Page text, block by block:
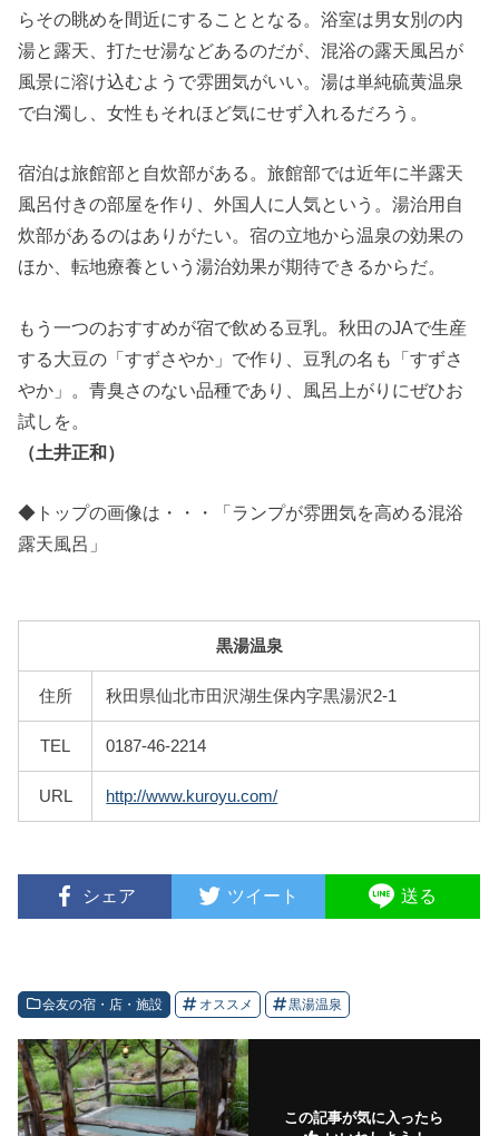
らその眺めを間近にすることとなる。浴室は男女別の内
湯と露天、打たせ湯などあるのだが、混浴の露天風呂が
風景に溶け込むようで雰囲気がいい。湯は単純硫黄温泉
で白濁し、女性もそれほど気にせず入れるだろう。
宿泊は旅館部と自炊部がある。旅館部では近年に半露天
風呂付きの部屋を作り、外国人に人気という。湯治用自
炊部があるのはありがたい。宿の立地から温泉の効果の
ほか、転地療養という湯治効果が期待できるからだ。
もう一つのおすすめが宿で飲める豆乳。秋田のJAで生産
する大豆の「すずさやか」で作り、豆乳の名も「すずさ
やか」。青臭さのない品種であり、風呂上がりにぜひお
試しを。
（土井正和）
◆トップの画像は・・・「ランプが雰囲気を高める混浴
露天風呂」
黒湯温泉
住所 秋田県仙北市田沢湖生保内字黒湯沢2-1
TEL 0187-46-2214
URL http://www.kuroyu.com/
シェア ツイート 送る
会友の宿・店・施設 オススメ 黒湯温泉
この記事が気に入ったら